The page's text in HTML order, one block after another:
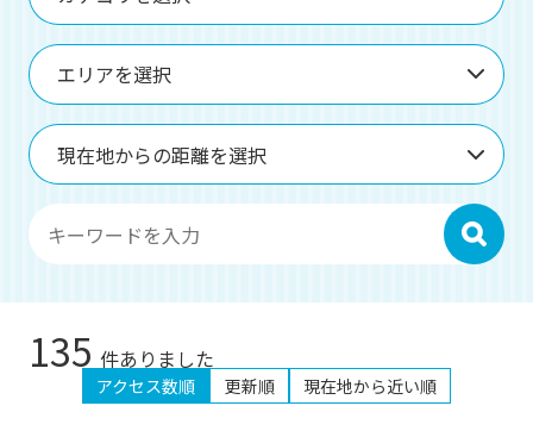
エリアを選択
現在地からの距離を選択
検索
135 件ありました
アクセス数順 更新順 現在地から近い順